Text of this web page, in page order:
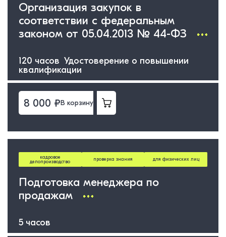
Организация закупок в
соответствии с федеральным
законом от 05.04.2013 № 44-ФЗ
120 часов Удостоверение о повышении
квалификации
8 000 ₽В корзину
кадровое
делопроизводство
проверка знания для физических лиц
Подготовка менеджера по
продажам
5 часов